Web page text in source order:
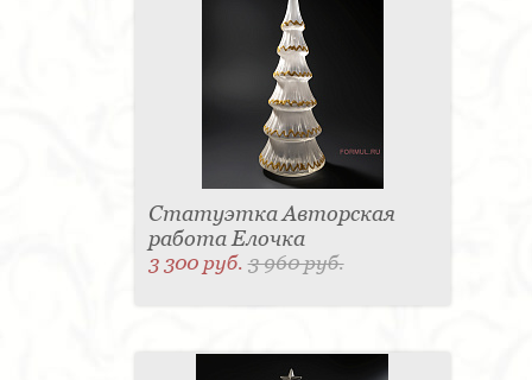
Статуэтка Авторская
работа Елочка
3 300 руб.3 960 руб.